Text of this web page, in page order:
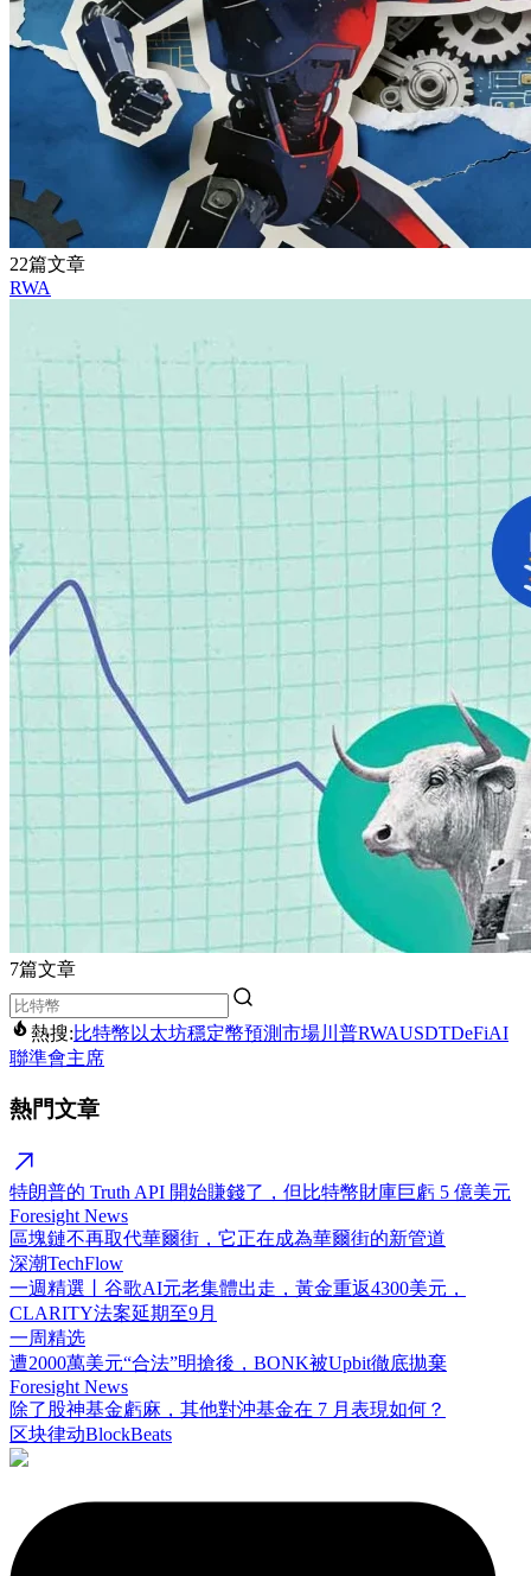
22篇文章
RWA
7篇文章
熱搜:比特幣 以太坊穩定幣預測市場川普RWAUSDTDeFiAI
聯準會主席
熱門文章
特朗普的 Truth API 開始賺錢了，但比特幣財庫巨虧 5 億美元
Foresight News
區塊鏈不再取代華爾街，它正在成為華爾街的新管道
深潮TechFlow
一週精選丨谷歌AI元老集體出走，黃金重返4300美元，
CLARITY法案延期至9月
一周精选
遭2000萬美元“合法”明搶後，BONK被Upbit徹底拋棄
Foresight News
除了股神基金虧麻，其他對沖基金在 7 月表現如何？
区块律动BlockBeats